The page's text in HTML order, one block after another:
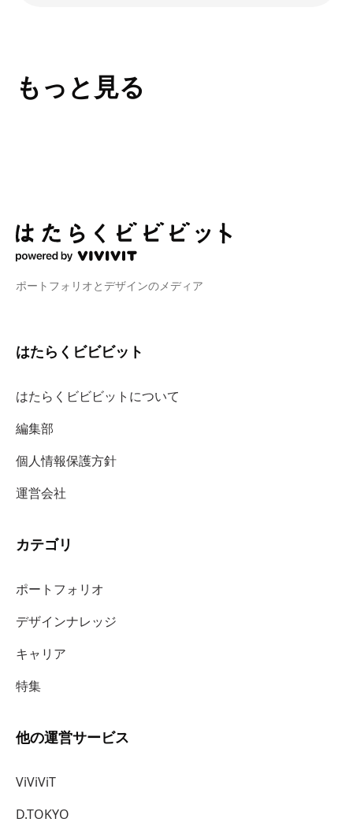
もっと見る
ポートフォリオとデザインのメディア
はたらくビビビット
はたらくビビビットについて
編集部
個人情報保護方針
運営会社
カテゴリ
ポートフォリオ
デザインナレッジ
キャリア
特集
他の運営サービス
ViViViT
D.TOKYO